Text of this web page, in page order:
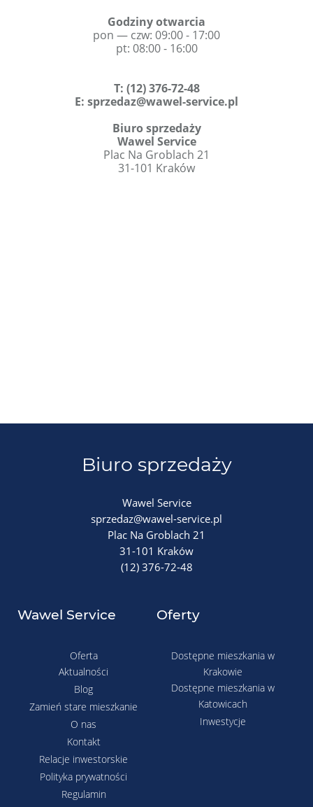
Godziny otwarcia
pon — czw: 09:00 - 17:00
pt: 08:00 - 16:00
T: (12) 376-72-48
E: sprzedaz@wawel-service.pl
Biuro sprzedaży
Wawel Service
Plac Na Groblach 21
31-101 Kraków
Biuro sprzedaży
Wawel Service
sprzedaz@wawel-service.pl
Plac Na Groblach 21
31-101 Kraków
(12) 376-72-48
Wawel Service
Oferta
Aktualności
Blog
Zamień stare mieszkanie
O nas
Kontakt
Relacje inwestorskie
Polityka prywatności
Regulamin
Oferty
Dostępne mieszkania w
Krakowie
Dostępne mieszkania w
Katowicach
Inwestycje